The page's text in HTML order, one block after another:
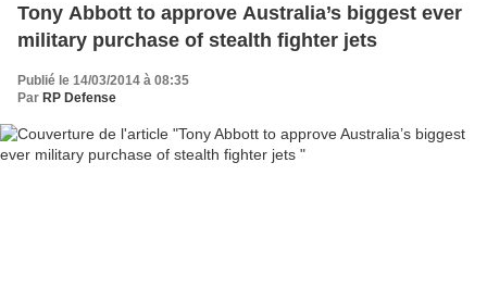
Tony Abbott to approve Australia’s biggest ever
military purchase of stealth fighter jets
Publié le 14/03/2014 à 08:35
Par RP Defense